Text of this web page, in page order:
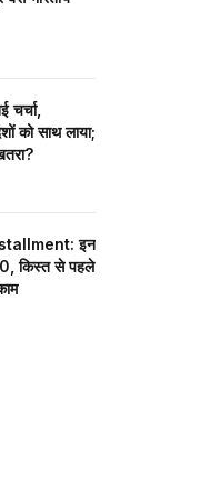
चर्चा,
को साथ लाया;
इन
किस्त से पहले